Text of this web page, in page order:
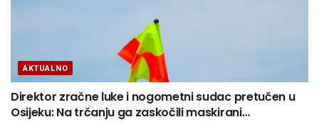
AKTUALNO
Direktor zračne luke i nogometni sudac pretučen u
Osijeku: Na trčanju ga zaskočili maskirani…